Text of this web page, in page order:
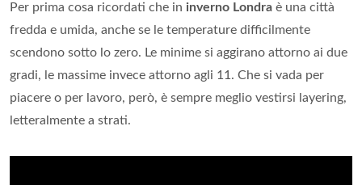
Per prima cosa ricordati che in inverno Londra è una città
fredda e umida, anche se le temperature difficilmente
scendono sotto lo zero. Le minime si aggirano attorno ai due
gradi, le massime invece attorno agli 11. Che si vada per
piacere o per lavoro, però, è sempre meglio vestirsi layering,
letteralmente a strati.